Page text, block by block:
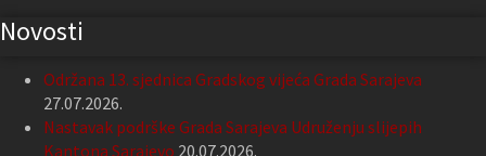
Novosti
Održana 13. sjednica Gradskog vijeća Grada Sarajeva
27.07.2026.
Nastavak podrške Grada Sarajeva Udruženju slijepih
Kantona Sarajevo 20.07.2026.